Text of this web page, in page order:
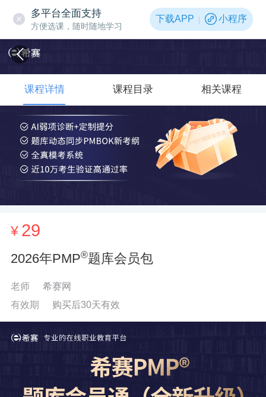
多平台全面支持
方便选课，随时随地学习
下载APP 小程序
¥ 29
2026年PMP®题库会员包
老师
希赛网
有效期
购买后30天有效
课程详情 课程目录 相关课程